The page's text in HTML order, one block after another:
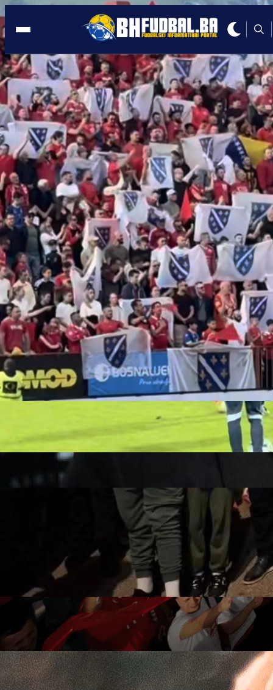
PECARA
21:48, 02.06.2025
Kapiten Širokog Brijega seli u redove
novog prvaka BiH?
Autor:
Redakcija
21:48, 02.06.2025